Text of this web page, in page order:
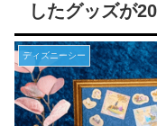
したグッズが
ディズニーシー